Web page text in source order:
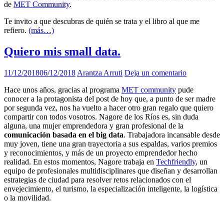
de MET Community.
Te invito a que descubras de quién se trata y el libro al que me
refiero. (más…)
Quiero mis small data.
11/12/201806/12/2018 Arantza Arruti Deja un comentario
Hace unos años, gracias al programa MET community pude
conocer a la protagonista del post de hoy que, a punto de ser madre
por segunda vez, nos ha vuelto a hacer otro gran regalo que quiero
compartir con todos vosotros. Nagore de los Ríos es, sin duda
alguna, una mujer emprendedora y gran profesional de la
comunicación basada en el big data. Trabajadora incansable desde
muy joven, tiene una gran trayectoria a sus espaldas, varios premios
y reconocimientos, y más de un proyecto emprendedor hecho
realidad. En estos momentos, Nagore trabaja en Techfriendly, un
equipo de profesionales multidisciplinares que diseñan y desarrollan
estrategias de ciudad para resolver retos relacionados con el
envejecimiento, el turismo, la especialización inteligente, la logística
o la movilidad.